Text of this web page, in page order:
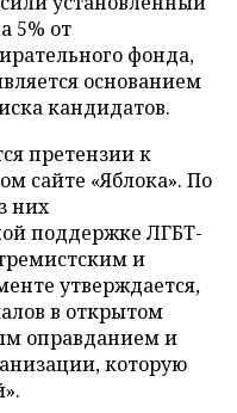
5% от
фонда,
основанием
кандидатов.
претензии к
сайте «Яблока». По
них
поддержке ЛГБТ-
и
утверждается,
в открытом
оправданием и
которую